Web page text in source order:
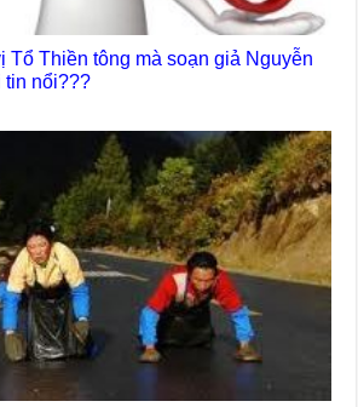
Tổ Thiền tông mà soạn giả Nguyễn
tin nổi???